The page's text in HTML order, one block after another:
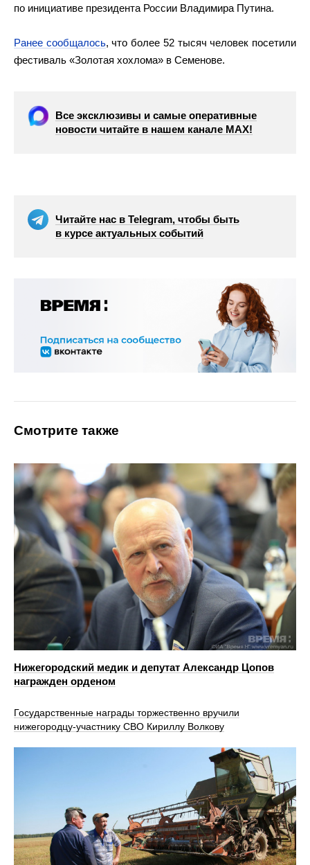
по инициативе президента России Владимира Путина.
Ранее сообщалось, что более 52 тысяч человек посетили
фестиваль «Золотая хохлома» в Семенове.
Все эксклюзивы и самые оперативные
новости читайте в нашем канале МАХ!
Читайте нас в Telegram, чтобы быть
в курсе актуальных событий
Смотрите также
Нижегородский медик и депутат Александр Цопов
награжден орденом
Государственные награды торжественно вручили
нижегородцу-участнику СВО Кириллу Волкову